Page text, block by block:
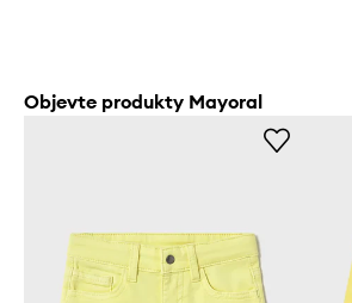
Objevte produkty Mayoral